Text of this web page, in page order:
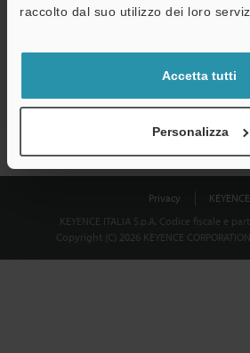
raccolto dal suo utilizzo dei loro
Accetta tutti
Personalizza
Dichiarazione sulla privacy
Privacy
KEYENCE
KEYENCE ITALIA S.p.A. Codice fiscale e
Copyright (C) 2026 KEYENCE